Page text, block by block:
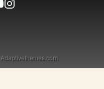
Adaptivethemes.com